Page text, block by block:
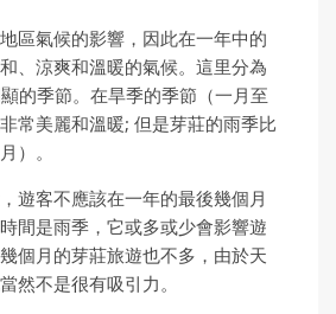
區氣候的影響，因此在一年中的
、涼爽和溫暖的氣候。這里分為
的季節。在旱季的季節（一月至
常美麗和溫暖; 但是芽莊的雨季比
）。
遊客不應該在一年的最後幾個月
間是雨季，它或多或少會影響遊
個月的芽莊旅遊也不多，由於天
然不是很有吸引力。